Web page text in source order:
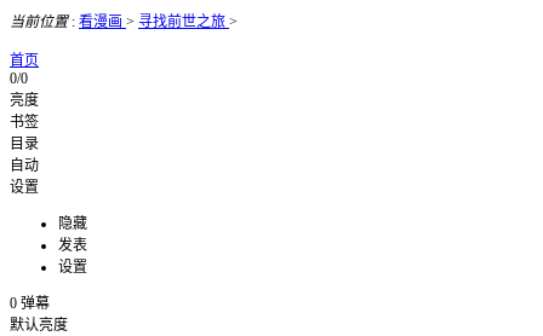
当前位置: 看漫画 > 寻找前世之旅 >
首页
0/0
亮度
书签
目录
自动
设置
隐藏
发表
设置
0 弹幕
默认亮度